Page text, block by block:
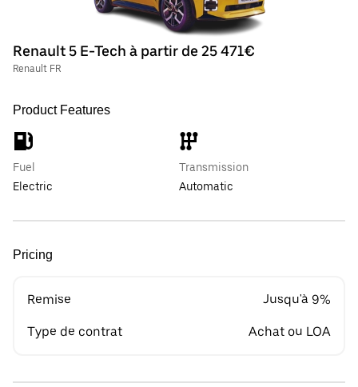
Renault 5 E-Tech à partir de 25 471€
Renault FR
Product Features
Fuel
Electric
Transmission
Automatic
Pricing
Remise Jusqu'à 9%
Type de contrat Achat ou LOA